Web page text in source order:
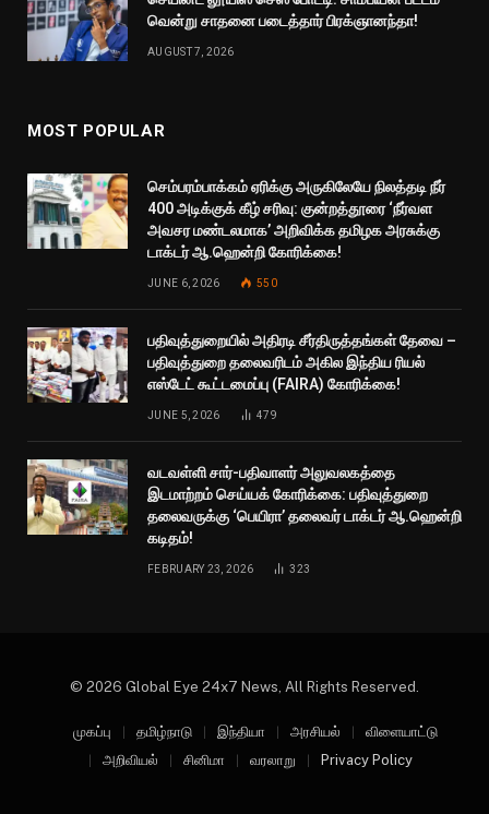
வென்று சாதனை படைத்தார் பிரக்ஞானந்தா!
AUGUST 7, 2026
MOST POPULAR
செம்பரம்பாக்கம் ஏரிக்கு அருகிலேயே நிலத்தடி நீர்
400 அடிக்குக் கீழ் சரிவு: குன்றத்தூரை ‘நீர்வள
அவசர மண்டலமாக’ அறிவிக்க தமிழக அரசுக்கு
டாக்டர் ஆ.ஹென்றி கோரிக்கை!
JUNE 6, 2026 550
பதிவுத்துறையில் அதிரடி சீர்திருத்தங்கள் தேவை –
பதிவுத்துறை தலைவரிடம் அகில இந்திய ரியல்
எஸ்டேட் கூட்டமைப்பு (FAIRA) கோரிக்கை!
JUNE 5, 2026 479
வடவள்ளி சார்-பதிவாளர் அலுவலகத்தை
இடமாற்றம் செய்யக் கோரிக்கை: பதிவுத்துறை
தலைவருக்கு ‘பெயிரா’ தலைவர் டாக்டர் ஆ.ஹென்றி
கடிதம்!
FEBRUARY 23, 2026 323
© 2026 Global Eye 24x7 News, All Rights Reserved.
முகப்பு தமிழ்நாடு இந்தியா அரசியல்
விளையாட்டு
அறிவியல்
சினிமா வரலாறு Privacy Policy